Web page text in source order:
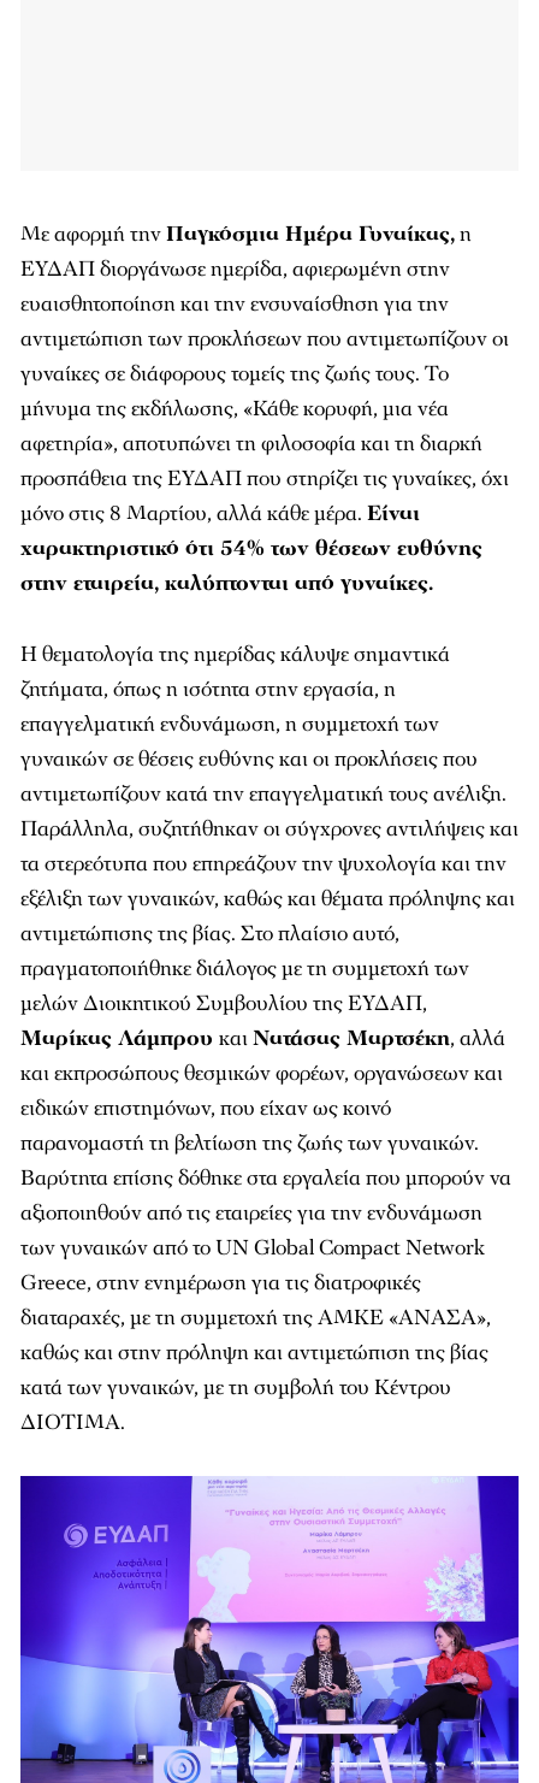
Με αφορμή τηνΠαγκόσμια Ημέρα Γυναίκας,η
ΕΥΔΑΠ διοργάνωσε ημερίδα, αφιερωμένη στην
ευαισθητοποίηση και την ενσυναίσθηση για την
αντιμετώπιση των προκλήσεων που αντιμετωπίζουν οι
γυναίκες σε διάφορους τομείς της ζωής τους. Το
μήνυμα της εκδήλωσης, «Κάθε κορυφή, μια νέα
αφετηρία», αποτυπώνει τη φιλοσοφία και τη διαρκή
προσπάθεια της ΕΥΔΑΠ που στηρίζει τις γυναίκες, όχι
μόνο στις 8 Μαρτίου, αλλά κάθε μέρα. Είναι
χαρακτηριστικό ότι 54% των θέσεων ευθύνης
στην εταιρεία, καλύπτονται από γυναίκες.
Η θεματολογία της ημερίδας κάλυψε σημαντικά
ζητήματα, όπως η ισότητα στην εργασία, η
επαγγελματική ενδυνάμωση, η συμμετοχή των
γυναικών σε θέσεις ευθύνης και οι προκλήσεις που
αντιμετωπίζουν κατά την επαγγελματική τους ανέλιξη.
Παράλληλα, συζητήθηκαν οι σύγχρονες αντιλήψεις και
τα στερεότυπα που επηρεάζουν την ψυχολογία και την
εξέλιξη των γυναικών, καθώς και θέματα πρόληψης και
αντιμετώπισης της βίας. Στο πλαίσιο αυτό,
πραγματοποιήθηκε διάλογος με τη συμμετοχή των
μελών Διοικητικού Συμβουλίου της ΕΥΔΑΠ,
Μαρίκας Λάμπρου καιΝατάσας Μαρτσέκη, αλλά
και εκπροσώπους θεσμικών φορέων, οργανώσεων και
ειδικών επιστημόνων, που είχαν ως κοινό
παρανομαστή τη βελτίωση της ζωής των γυναικών.
Βαρύτητα επίσης δόθηκε στα εργαλεία που μπορούν να
αξιοποιηθούν από τις εταιρείες για την ενδυνάμωση
των γυναικών από το UN Global Compact Network
Greece, στην ενημέρωση για τις διατροφικές
διαταραχές, με τη συμμετοχή της ΑΜΚΕ «ΑΝΑΣΑ»,
καθώς και στην πρόληψη και αντιμετώπιση της βίας
κατά των γυναικών, με τη συμβολή του Κέντρου
ΔΙΟΤΙΜΑ.